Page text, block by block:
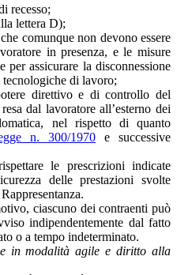
recesso;
lettera D);
comunque non devono essere
in presenza, e le misure
per assicurare la disconnessione
di lavoro;
direttivo e di controllo del
dal lavoratore all’esterno dei
nel rispetto di quanto
n. 300/1970 e successive
le prescrizioni indicate
delle prestazioni svolte
ciascuno dei contraenti può
indipendentemente dal fatto
o a tempo indeterminato.
in modalità agile e diritto alla